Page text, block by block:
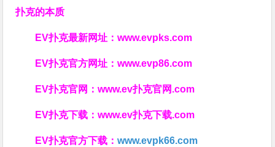
扑克的本质
EV扑克最新网址：www.evpks.com
EV扑克官方网址：www.evp86.com
EV扑克官网：www.ev扑克官网.com
EV扑克下载：www.ev扑克下载.com
EV扑克官方下载：www.evpk66.com